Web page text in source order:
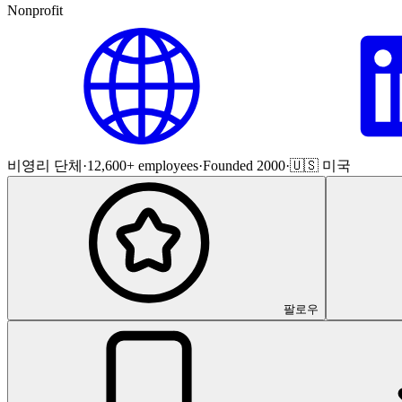
Nonprofit
비영리 단체 ·12,600+ employees·Founded 2000·🇺🇸 미국
팔로우